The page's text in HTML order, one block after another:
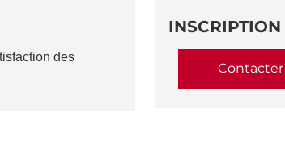
des
INSCRIPTION
Contacter